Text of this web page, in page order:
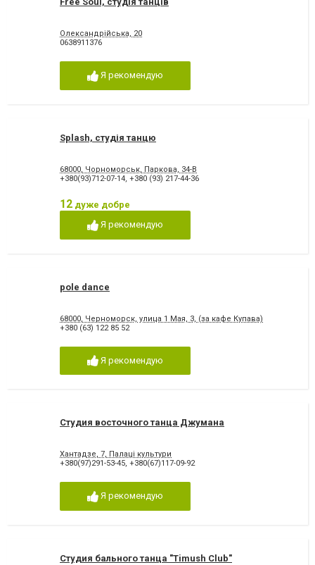
Олександрійська, 20
0638911376
Я рекомендую
Splash, студія танцю
68000, Чорноморськ, Паркова, 34-В
+380(93)712-07-14, +380 (93) 217-44-36
12 дуже добре
Я рекомендую
pole dance
68000, Черноморск, улица 1 Мая, 3, (за кафе Купава)
+380 (63) 122 85 52
Я рекомендую
Студия восточного танца Джумана
Хантадзе, 7, Палаці культури
+380(97)291-53-45, +380(67)117-09-92
Я рекомендую
Студия бального танца "Timush Club"